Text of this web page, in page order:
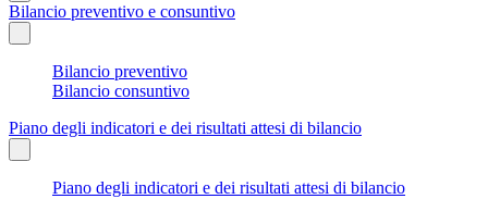
Bilancio preventivo e consuntivo
Bilancio preventivo
Bilancio consuntivo
Piano degli indicatori e dei risultati attesi di bilancio
Piano degli indicatori e dei risultati attesi di bilancio